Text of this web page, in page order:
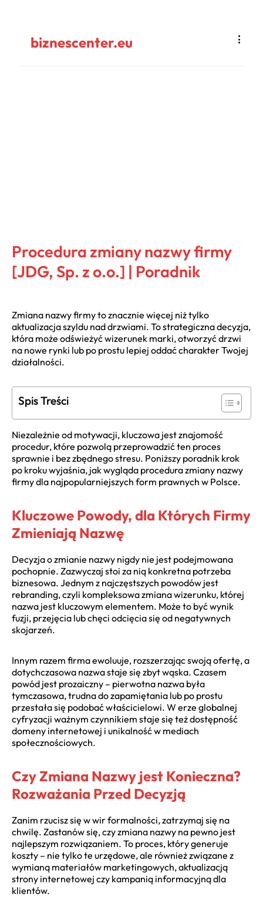
biznescenter.eu
Procedura zmiany nazwy firmy
[JDG, Sp. z o.o.] | Poradnik
Zmiana nazwy firmy to znacznie więcej niż tylko
aktualizacja szyldu nad drzwiami. To strategiczna decyzja,
która może odświeżyć wizerunek marki, otworzyć drzwi
na nowe rynki lub po prostu lepiej oddać charakter Twojej
działalności.
Spis Treści
Niezależnie od motywacji, kluczowa jest znajomość
procedur, które pozwolą przeprowadzić ten proces
sprawnie i bez zbędnego stresu. Poniższy poradnik krok
po kroku wyjaśnia, jak wygląda procedura zmiany nazwy
firmy dla najpopularniejszych form prawnych w Polsce.
Kluczowe Powody, dla Których Firmy
Zmieniają Nazwę
Decyzja o zmianie nazwy nigdy nie jest podejmowana
pochopnie. Zazwyczaj stoi za nią konkretna potrzeba
biznesowa. Jednym z najczęstszych powodów jest
rebranding, czyli kompleksowa zmiana wizerunku, której
nazwa jest kluczowym elementem. Może to być wynik
fuzji, przejęcia lub chęci odcięcia się od negatywnych
skojarzeń.
Innym razem firma ewoluuje, rozszerzając swoją ofertę, a
dotychczasowa nazwa staje się zbyt wąska. Czasem
powód jest prozaiczny – pierwotna nazwa była
tymczasowa, trudna do zapamiętania lub po prostu
przestała się podobać właścicielowi. W erze globalnej
cyfryzacji ważnym czynnikiem staje się też dostępność
domeny internetowej i unikalność w mediach
społecznościowych.
Czy Zmiana Nazwy jest Konieczna?
Rozważania Przed Decyzją
Zanim rzucisz się w wir formalności, zatrzymaj się na
chwilę. Zastanów się, czy zmiana nazwy na pewno jest
najlepszym rozwiązaniem. To proces, który generuje
koszty – nie tylko te urzędowe, ale również związane z
wymianą materiałów marketingowych, aktualizacją
strony internetowej czy kampanią informacyjną dla
klientów.